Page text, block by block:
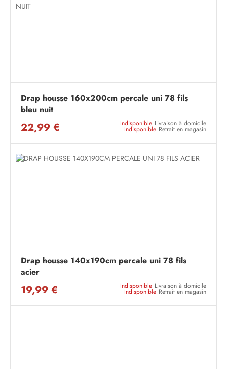
Drap housse 160x200cm percale uni 78 fils
bleu nuit
22,99 € Indisponible Livraison à domicile
Indisponible Retrait en magasin
Drap housse 140x190cm percale uni 78 fils
acier
19,99 € Indisponible Livraison à domicile
Indisponible Retrait en magasin